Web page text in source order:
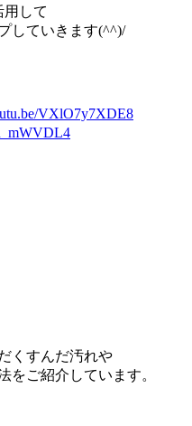
用して
していきます(^^)/
VXlO7y7XDE8
くすんだ汚れや
をご紹介しています。